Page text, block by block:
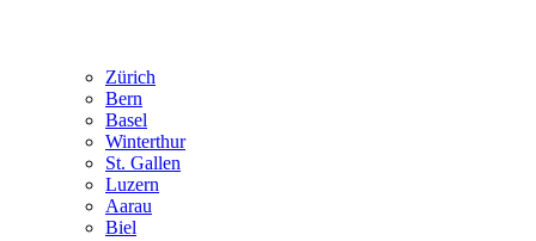
Zürich
Bern
Basel
Winterthur
St. Gallen
Luzern
Aarau
Biel